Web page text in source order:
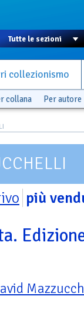
collezionismo
collana Per autore
più